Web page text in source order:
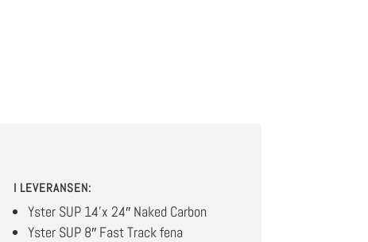
I LEVERANSEN:
Yster SUP 14’x 24″ Naked Carbon
Yster SUP 8″ Fast Track fena